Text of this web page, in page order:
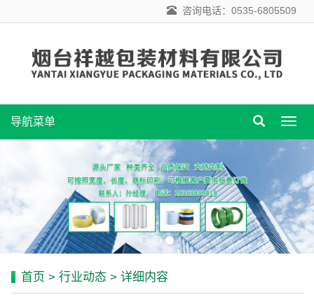
咨询电话：0535-6805509
导
导航菜单
首页 > 行业动态 > 详细内容